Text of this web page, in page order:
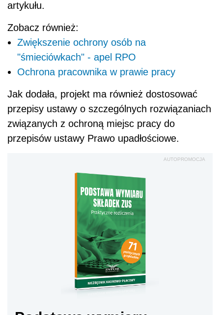
artykułu.
Zobacz również:
Zwiększenie ochrony osób na
"śmieciówkach" - apel RPO
Ochrona pracownika w prawie pracy
Jak dodała, projekt ma również dostosować
przepisy ustawy o szczególnych rozwiązaniach
związanych z ochroną miejsc pracy do
przepisów ustawy Prawo upadłościowe.
AUTOPROMOCJA